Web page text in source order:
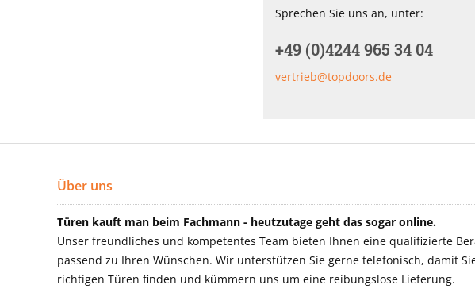
Sprechen Sie uns an, unter:
+49 (0)4244 965 34 04
vertrieb@topdoors.de
Über uns
Türen kauft man beim Fachmann - heutzutage geht das sogar online.
Unser freundliches und kompetentes Team bieten Ihnen eine qualifizierte
passend zu Ihren Wünschen. Wir unterstützen Sie gerne telefonisch, damit
richtigen Türen finden und kümmern uns um eine reibungslose Lieferung.